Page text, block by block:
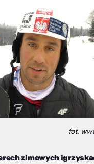
fot.
zimowych